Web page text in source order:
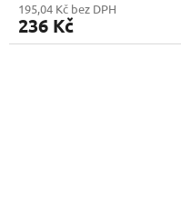
195,04 Kč bez DPH
236 Kč